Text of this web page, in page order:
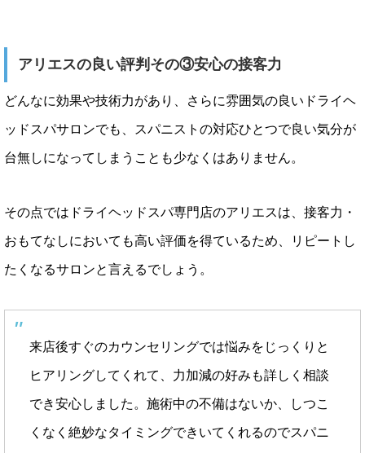
アリエスの良い評判その③安心の接客力
どんなに効果や技術力があり、さらに雰囲気の良いドライヘ
ッドスパサロンでも、スパニストの対応ひとつで良い気分が
台無しになってしまうことも少なくはありません。
その点ではドライヘッドスパ専門店のアリエスは、接客力・
おもてなしにおいても高い評価を得ているため、リピートし
たくなるサロンと言えるでしょう。
来店後すぐのカウンセリングでは悩みをじっくりと
ヒアリングしてくれて、力加減の好みも詳しく相談
でき安心しました。施術中の不備はないか、しつこ
くなく絶妙なタイミングできいてくれるのでスパニ